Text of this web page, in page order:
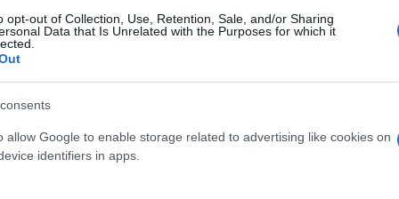
opt-out of Collection, Use, Retention, Sale, and/or Sharing
Data that Is Unrelated with the Purposes for which it
allow Google to enable storage related to advertising like cookies on
identifiers in apps.
τους οι κυβερνο-
μπορεί να παγιδέψει κανείς το υποψήφιο
υπαρκτό και νόμιμο οργανισμό, το